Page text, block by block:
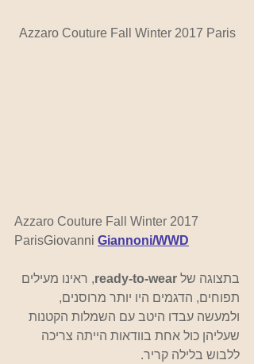
Azzaro Couture Fall Winter 2017 Paris
Azzaro Couture Fall Winter 2017
ParisGiovanni Giannoni/WWD
בתצוגה של
, ראינו מעילים
תפוחים, הדגמים היו יותר מרוסנים,
ולמעשה עבדו היטב עם השמלות הקטנות
שעליהן כול אחת בוודאות הייתה צריכה
ללבוש בלילה קריר.